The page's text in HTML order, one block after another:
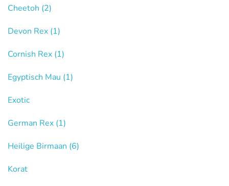
Cheetoh (2)
Devon Rex (1)
Cornish Rex (1)
Egyptisch Mau (1)
Exotic
German Rex (1)
Heilige Birmaan (6)
Korat